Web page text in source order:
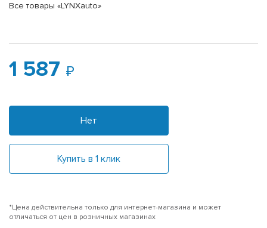
Все товары «LYNXauto»
1 587
Нет
Купить в 1 клик
*Цена действительна только для интернет-магазина и может
отличаться от цен в розничных магазинах